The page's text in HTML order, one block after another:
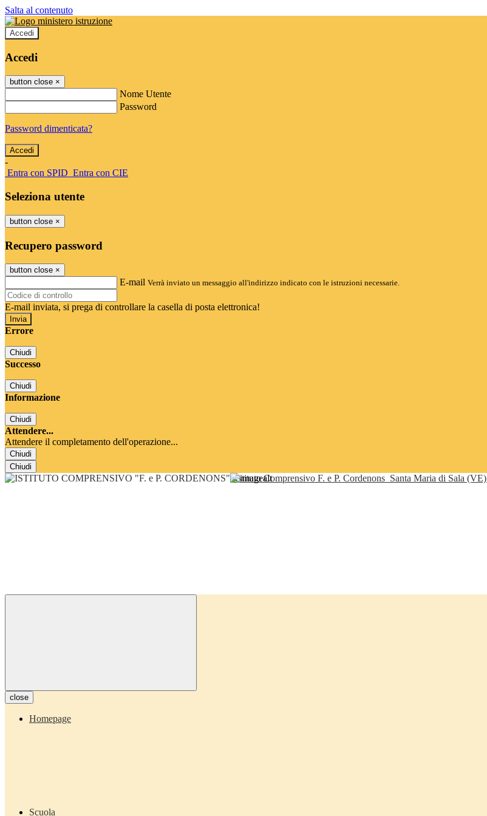
Salta al contenuto
Accedi
Accedi
button close ×
Nome Utente
Password
Password dimenticata?
-
Entra con SPID Entra con CIE
Seleziona utente
button close ×
Recupero password
button close ×
E-mail Verrà inviato un messaggio all'indirizzo indicato con le istruzioni necessarie.
E-mail inviata, si prega di controllare la casella di posta elettronica!
Errore
Chiudi
Successo
Chiudi
Informazione
Chiudi
Attendere...
Attendere il completamento dell'operazione...
Chiudi
Chiudi
Istituto Comprensivo F. e P. Cordenons Santa Maria di Sala (VE)
close
Homepage
Scuola